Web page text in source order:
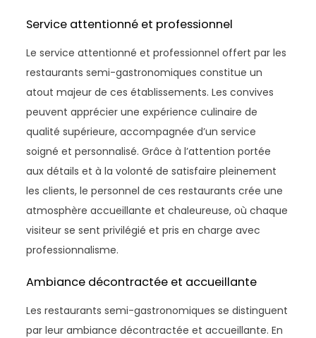
Service attentionné et professionnel
Le service attentionné et professionnel offert par les
restaurants semi-gastronomiques constitue un
atout majeur de ces établissements. Les convives
peuvent apprécier une expérience culinaire de
qualité supérieure, accompagnée d’un service
soigné et personnalisé. Grâce à l’attention portée
aux détails et à la volonté de satisfaire pleinement
les clients, le personnel de ces restaurants crée une
atmosphère accueillante et chaleureuse, où chaque
visiteur se sent privilégié et pris en charge avec
professionnalisme.
Ambiance décontractée et accueillante
Les restaurants semi-gastronomiques se distinguent
par leur ambiance décontractée et accueillante. En